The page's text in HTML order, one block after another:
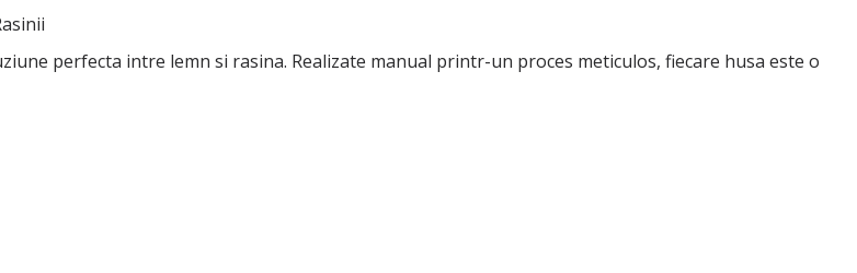
perfecta intre lemn si rasina. Realizate manual printr-un proces meticulos, fiecare husa este o